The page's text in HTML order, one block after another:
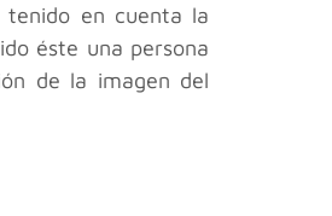
en cuenta la
éste una persona
de la imagen del